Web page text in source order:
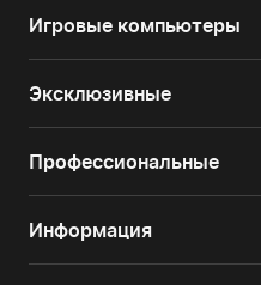
Игровые компьютеры
Эксклюзивные
Профессиональные
Информация